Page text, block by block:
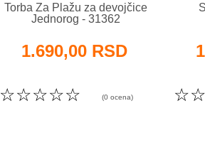
Torba Za Plažu za devojčice
Jednorog - 31362
1.690,00 RSD
☆
☆
☆
☆
☆ (0 ocena) ☆
☆